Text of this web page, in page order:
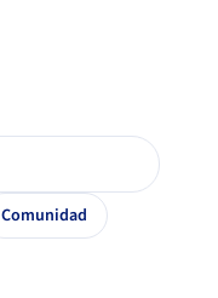
Comunidad